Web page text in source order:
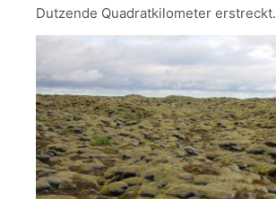
Dutzende Quadratkilometer erstreckt.